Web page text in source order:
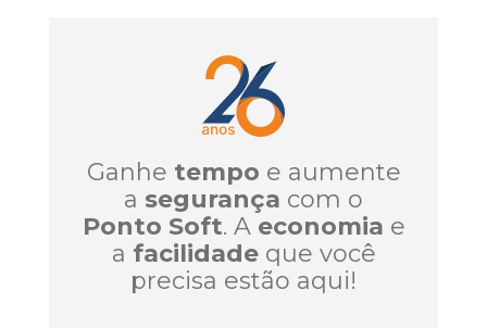
Ganhe tempo e aumente
a segurança com o
Ponto Soft. A economia e
a facilidadeque você
precisa estão aqui!